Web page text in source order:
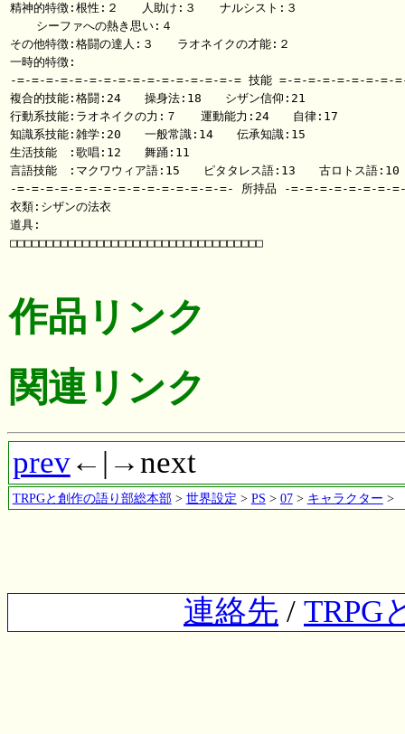
精神的特徴:根性:２　　人助け:３　　ナルシスト:３
シーファへの熱き思い:４
その他特徴:格闘の達人:３　　ラオネイクの才能:２
一時的特徴:
-=-=-=-=-=-=-=-=-=-=-=-=-=-=-=-= 技能 =-=-=-=-=-=-=-=-
複合的技能:格闘:24　　操身法:18　　シザン信仰:21
行動系技能:ラオネイクの力:７　　運動能力:24　　自律:17
知識系技能:雑学:20　　一般常識:14　　伝承知識:15
生活技能　:歌唱:12　　舞踊:11
言語技能　:マクワウィア語:15　　ピタタレス語:13　　古ロトス語:10
-=-=-=-=-=-=-=-=-=-=-=-=-=-=-=- 所持品 -=-=-=-=-=-=-=-
衣類:シザンの法衣
道具:
□□□□□□□□□□□□□□□□□□□□□□□□□□□□□□□□□□□
作品リンク
関連リンク
prev←|→next
TRPGと創作の語り部総本部> 世界設定 > PS > 07> キャラクター >
連絡先 / TRPG